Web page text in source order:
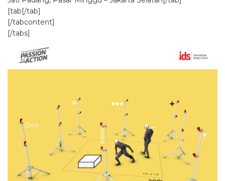
[tab[/tab]
[/tabcontent]
[/tabs]